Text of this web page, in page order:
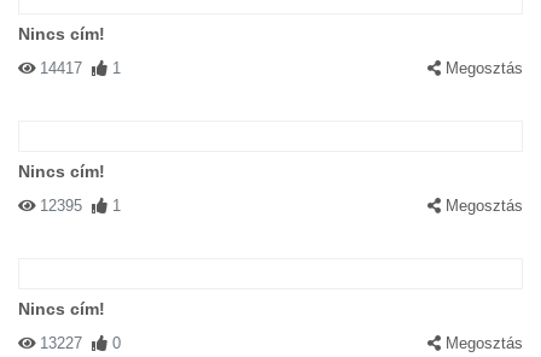
Nincs cím!
14417 1 Megosztás
Nincs cím!
12395 1 Megosztás
Nincs cím!
13227 0 Megosztás